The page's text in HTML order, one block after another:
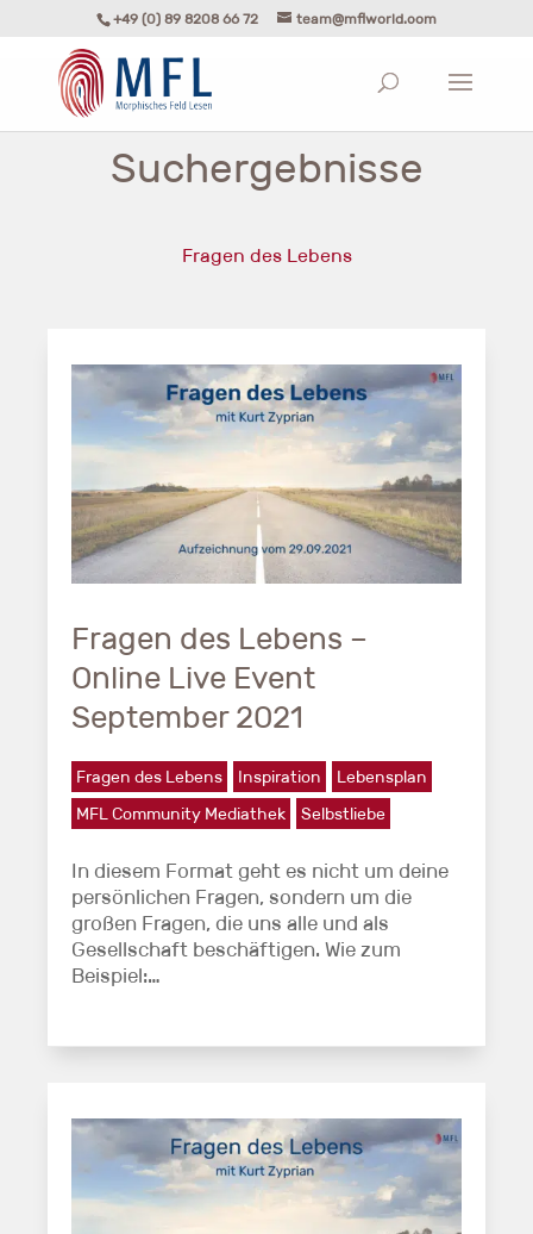
+49 (0) 89 8208 66 72 team@mflworld.com
Suchergebnisse
Fragen des Lebens
Fragen des Lebens –
Online Live Event
September 2021
Fragen des Lebens Inspiration
Lebensplan
MFL Community Mediathek
Selbstliebe
In diesem Format geht es nicht um deine
persönlichen Fragen, sondern um die
großen Fragen, die uns alle und als
Gesellschaft beschäftigen. Wie zum
Beispiel:…